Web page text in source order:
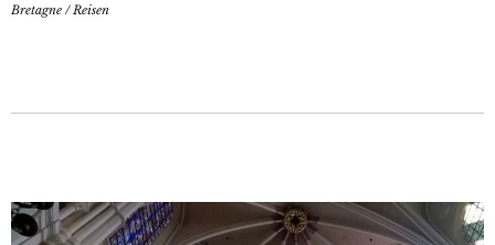
Bretagne /Reisen